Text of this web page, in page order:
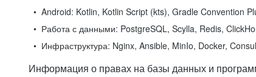
Android: Kotlin, Kotlin Script (kts), Gradle Convention
Работа с данными: PostgreSQL, Scylla, Redis,
Инфраструктура: Nginx, Ansible, MinIo, Docker,
Информация о правах на базы данных и